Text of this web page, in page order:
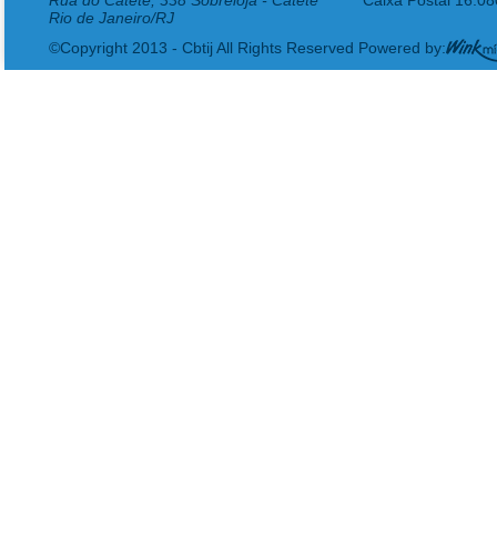
Rio de Janeiro/RJ
©Copyright 2013 - Cbtij All Rights Reserved Powered by: